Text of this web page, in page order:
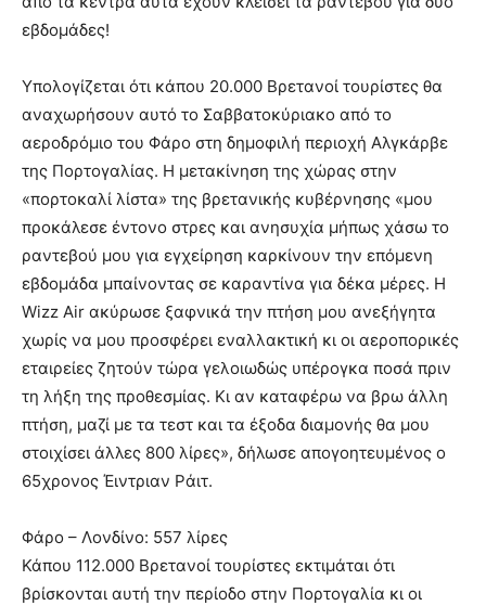
εβδομάδες!
Υπολογίζεται ότι κάπου 20.000 Βρετανοί τουρίστες θα
αναχωρήσουν αυτό το Σαββατοκύριακο από το
αεροδρόμιο του Φάρο στη δημοφιλή περιοχή Αλγκάρβε
της Πορτογαλίας. Η μετακίνηση της χώρας στην
«πορτοκαλί λίστα» της βρετανικής κυβέρνησης «μου
προκάλεσε έντονο στρες και ανησυχία μήπως χάσω το
ραντεβού μου για εγχείρηση καρκίνουν την επόμενη
εβδομάδα μπαίνοντας σε καραντίνα για δέκα μέρες. H
Wizz Air ακύρωσε ξαφνικά την πτήση μου ανεξήγητα
χωρίς να μου προσφέρει εναλλακτική κι οι αεροπορικές
εταιρείες ζητούν τώρα γελοιωδώς υπέρογκα ποσά πριν
τη λήξη της προθεσμίας. Κι αν καταφέρω να βρω άλλη
πτήση, μαζί με τα τεστ και τα έξοδα διαμονής θα μου
στοιχίσει άλλες 800 λίρες», δήλωσε απογοητευμένος ο
65χρονος Έιντριαν Ράιτ.
Φάρο – Λονδίνο: 557 λίρες
Κάπου 112.000 Βρετανοί τουρίστες εκτιμάται ότι
βρίσκονται αυτή την περίοδο στην Πορτογαλία κι οι